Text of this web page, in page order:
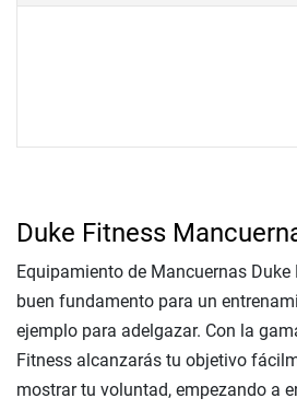
Duke Fitness
Equipamiento de Mancuernas Duke
buen fundamento para un
ejemplo para adelgazar. Con la
Fitness alcanzarás tu objetivo
mostrar tu voluntad, empezando a